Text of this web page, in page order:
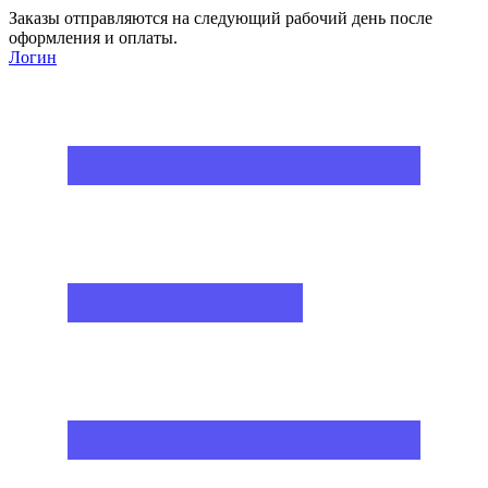
Заказы отправляются на следующий рабочий день после
оформления и оплаты.
Логин